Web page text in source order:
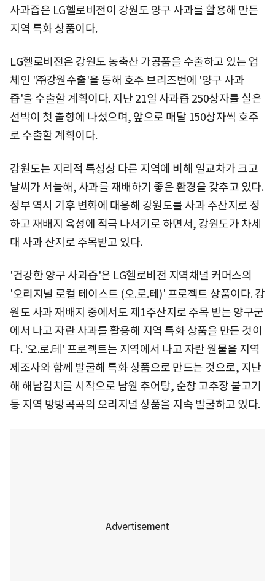
사과즙은 LG헬로비전이 강원도 양구 사과를 활용해 만든
지역 특화 상품이다.
LG헬로비전은 강원도 농축산 가공품을 수출하고 있는 업
체인 '㈜강원수출'을 통해 호주 브리즈번에 '양구 사과
즙'을 수출할 계획이다. 지난 21일 사과즙 250상자를 실은
선박이 첫 출항에 나섰으며, 앞으로 매달 150상자씩 호주
로 수출할 계획이다.
강원도는 지리적 특성상 다른 지역에 비해 일교차가 크고
날씨가 서늘해, 사과를 재배하기 좋은 환경을 갖추고 있다.
정부 역시 기후 변화에 대응해 강원도를 사과 주산지로 정
하고 재배지 육성에 적극 나서기로 하면서, 강원도가 차세
대 사과 산지로 주목받고 있다.
'건강한 양구 사과즙'은 LG헬로비전 지역채널 커머스의
'오리지널 로컬 테이스트 (오.로.테)' 프로젝트 상품이다. 강
원도 사과 재배지 중에서도 제1주산지로 주목 받는 양구군
에서 나고 자란 사과를 활용해 지역 특화 상품을 만든 것이
다. '오.로.테' 프로젝트는 지역에서 나고 자란 원물을 지역
제조사와 함께 발굴해 특화 상품으로 만드는 것으로, 지난
해 해남김치를 시작으로 남원 추어탕, 순창 고추장 불고기
등 지역 방방곡곡의 오리지널 상품을 지속 발굴하고 있다.